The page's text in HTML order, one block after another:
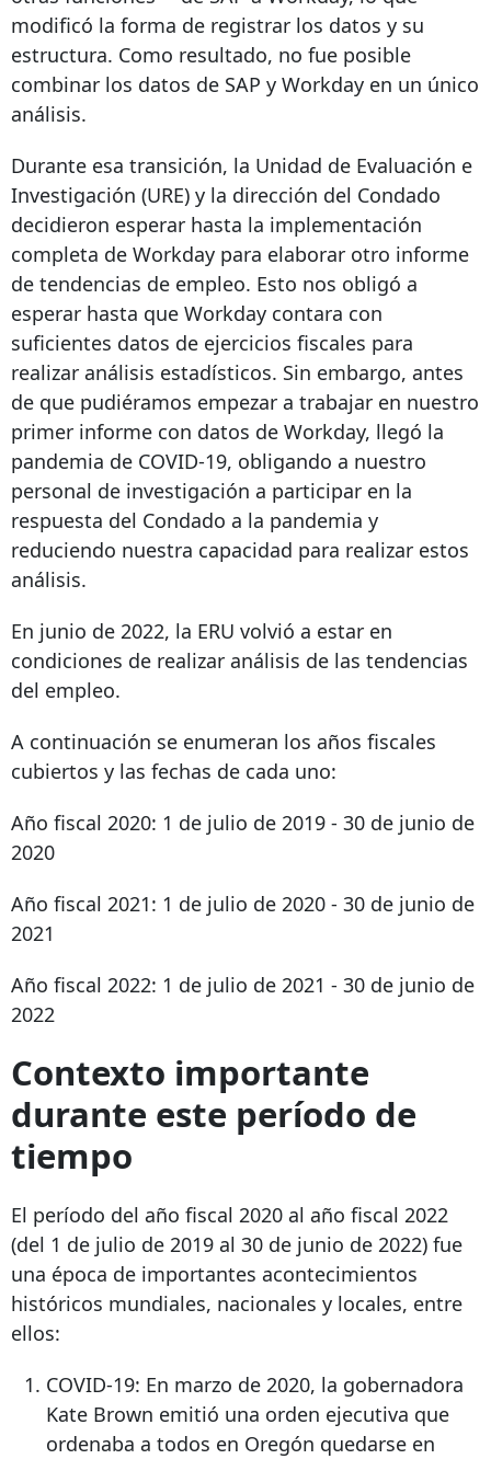
modificó la forma de registrar los datos y su
estructura. Como resultado, no fue posible
combinar los datos de SAP y Workday en un único
análisis.
Durante esa transición, la Unidad de Evaluación e
Investigación (URE) y la dirección del Condado
decidieron esperar hasta la implementación
completa de Workday para elaborar otro informe
de tendencias de empleo. Esto nos obligó a
esperar hasta que Workday contara con
suficientes datos de ejercicios fiscales para
realizar análisis estadísticos. Sin embargo, antes
de que pudiéramos empezar a trabajar en nuestro
primer informe con datos de Workday, llegó la
pandemia de COVID-19, obligando a nuestro
personal de investigación a participar en la
respuesta del Condado a la pandemia y
reduciendo nuestra capacidad para realizar estos
análisis.
En junio de 2022, la ERU volvió a estar en
condiciones de realizar análisis de las tendencias
del empleo.
A continuación se enumeran los años fiscales
cubiertos y las fechas de cada uno:
Año fiscal 2020: 1 de julio de 2019 - 30 de junio de
2020
Año fiscal 2021: 1 de julio de 2020 - 30 de junio de
2021
Año fiscal 2022: 1 de julio de 2021 - 30 de junio de
2022
Contexto importante
durante este período de
tiempo
El período del año fiscal 2020 al año fiscal 2022
(del 1 de julio de 2019 al 30 de junio de 2022) fue
una época de importantes acontecimientos
históricos mundiales, nacionales y locales, entre
ellos:
COVID-19: En marzo de 2020, la gobernadora
Kate Brown emitió una orden ejecutiva que
ordenaba a todos en Oregón quedarse en